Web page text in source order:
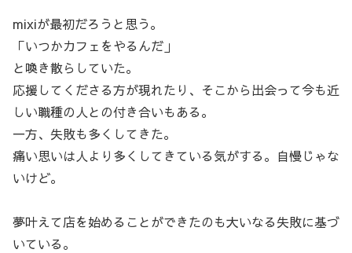
mixiが最初だろうと思う。
「いつかカフェをやるんだ」
と喚き散らしていた。
応援してくださる方が現れたり、そこから出会って今も近
しい職種の人との付き合いもある。
一方、失敗も多くしてきた。
痛い思いは人より多くしてきている気がする。自慢じゃな
いけど。
夢叶えて店を始めることができたのも大いなる失敗に基づ
いている。